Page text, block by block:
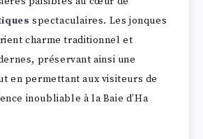
spectaculaires. Les jonques
charme traditionnel et
préservant ainsi une
en permettant aux visiteurs de
inoubliable à la Baie d’Ha